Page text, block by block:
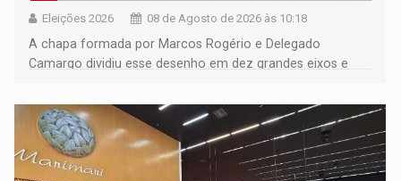
Eleições 2026 08 de Agosto de 2026 às 10:18
A chapa formada por Marcos Rogério e Delegado
Camargo dividiu esse desenho em dez grandes eixos e